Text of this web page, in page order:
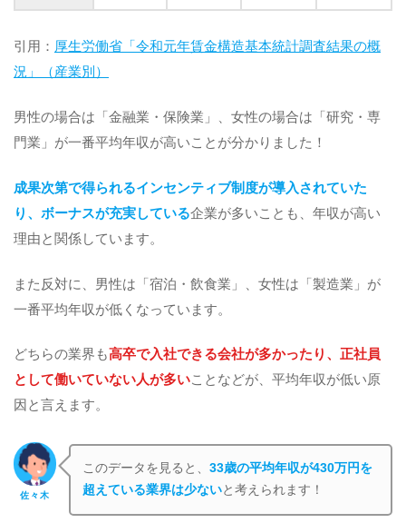
引用： 厚生労働省「令和元年賃金構造基本統計調査結果の概
況」（産業別）
男性の場合は「金融業・保険業」、女性の場合は「研究・専
門業」が一番平均年収が高いことが分かりました！
成果次第で得られるインセンティブ制度が導入されていた
り、ボーナスが充実している企業が多いことも、年収が高い
理由と関係しています。
また反対に、男性は「宿泊・飲食業」、女性は「製造業」が
一番平均年収が低くなっています。
どちらの業界も高卒で入社できる会社が多かったり、正社員
として働いていない人が多いことなどが、平均年収が低い原
因と言えます。
佐々木
このデータを見ると、33歳の平均年収が430万円を
超えている業界は少ないと考えられます！